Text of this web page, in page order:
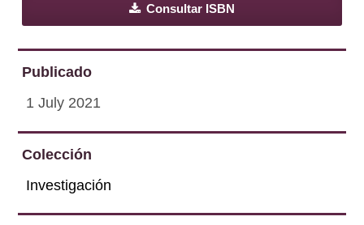
Consultar ISBN
Publicado
1 July 2021
Colección
Investigación